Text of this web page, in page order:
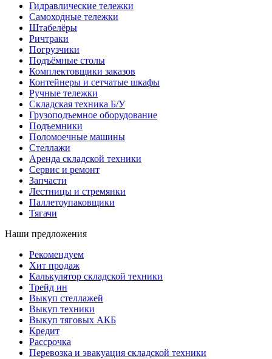
Гидравлические тележки
Самоходные тележки
Штабелёры
Ричтраки
Погрузчики
Подъёмные столы
Комплектовщики заказов
Контейнеры и сетчатые шкафы
Ручные тележки
Складская техника Б/У
Грузоподъемное оборудование
Подъемники
Поломоечные машины
Стеллажи
Аренда складской техники
Сервис и ремонт
Запчасти
Лестницы и стремянки
Паллетоупаковщики
Тягачи
Наши предложения
Рекомендуем
Хит продаж
Калькулятор складской техники
Трейд ин
Выкуп стеллажей
Выкуп техники
Выкуп тяговых АКБ
Кредит
Рассрочка
Перевозка и эвакуация складской техники